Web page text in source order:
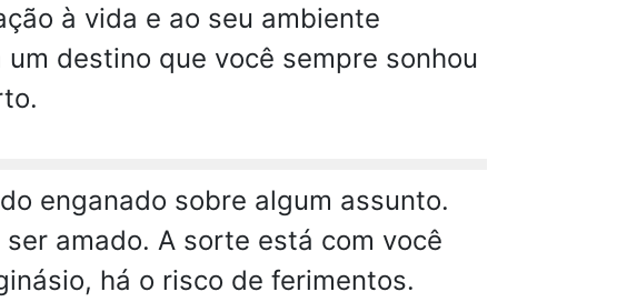
à vida e ao seu ambiente
destino que você sempre sonhou
enganado sobre algum assunto.
amado. A sorte está com você
há o risco de ferimentos.